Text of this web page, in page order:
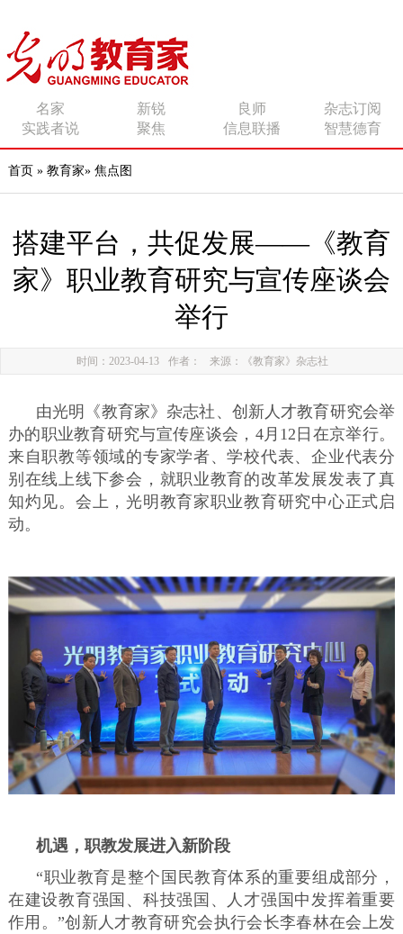
名家 新锐 良师
杂志订阅
实践者说
聚焦 信息联播 智慧德育
首页 » 教育家» 焦点图
搭建平台，共促发展——《教育
家》职业教育研究与宣传座谈会
举行
时间：2023-04-13 作者： 来源：《教育家》杂志社
由光明《教育家》杂志社、创新人才教育研究会举
办的职业教育研究与宣传座谈会，4月12日在京举行。
来自职教等领域的专家学者、学校代表、企业代表分
别在线上线下参会，就职业教育的改革发展发表了真
知灼见。会上，光明教育家职业教育研究中心正式启
动。
机遇，职教发展进入新阶段
“职业教育是整个国民教育体系的重要组成部分，
在建设教育强国、科技强国、人才强国中发挥着重要
作用。”创新人才教育研究会执行会长李春林在会上发